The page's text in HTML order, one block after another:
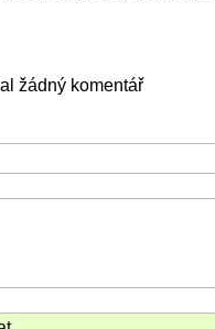
žádný komentář